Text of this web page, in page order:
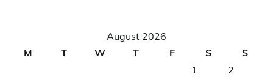
August 2026
M
T W T F S
S
1
2